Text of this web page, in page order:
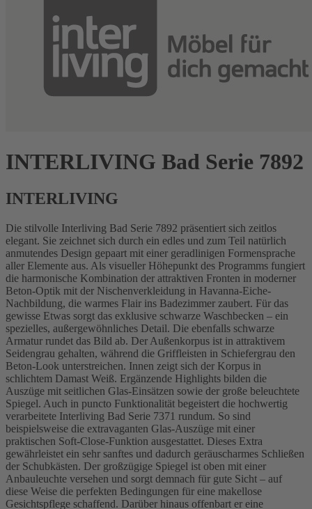
INTERLIVING Bad Serie 7892
INTERLIVING
Die stilvolle Interliving Bad Serie 7892 präsentiert sich zeitlos
elegant. Sie zeichnet sich durch ein edles und zum Teil natürlich
anmutendes Design gepaart mit einer geradlinigen Formensprache
aller Elemente aus. Als visueller Höhepunkt des Programms fungiert
die harmonische Kombination der attraktiven Fronten in moderner
Beton-Optik mit der Nischenverkleidung in Havanna-Eiche-
Nachbildung, die warmes Flair ins Badezimmer zaubert. Für das
gewisse Etwas sorgt das exklusive schwarze Waschbecken – ein
spezielles, außergewöhnliches Detail. Die ebenfalls schwarze
Armatur rundet das Bild ab. Der Außenkorpus ist in attraktivem
Seidengrau gehalten, während die Griffleisten in Schiefergrau den
Beton-Look unterstreichen. Innen zeigt sich der Korpus in
schlichtem Damast Weiß. Ergänzende Highlights bilden die
Auszüge mit seitlichen Glas-Einsätzen sowie der große beleuchtete
Spiegel. Auch in puncto Funktionalität begeistert die hochwertig
verarbeitete Interliving Bad Serie 7371 rundum. So sind
beispielsweise die extravaganten Glas-Auszüge mit einer
praktischen Soft-Close-Funktion ausgestattet. Dieses Extra
gewährleistet ein sehr sanftes und dadurch geräuscharmes Schließen
der Schubkästen. Der großzügige Spiegel ist oben mit einer
Anbauleuchte versehen und sorgt demnach für gute Sicht – auf
diese Weise die perfekten Bedingungen für eine makellose
Gesichtspflege schaffend. Darüber hinaus offenbart er eine